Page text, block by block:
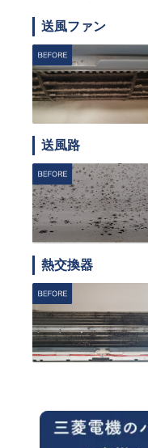
送風ファン
送風路
熱交換器